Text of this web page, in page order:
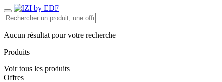
Aucun résultat pour votre recherche
Produits
Voir tous les produits
Offres